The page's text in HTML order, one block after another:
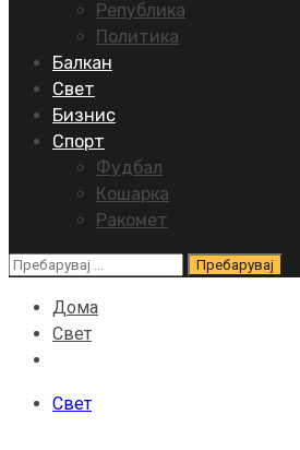
Република
Политика
Балкан
Свет
Бизнис
Спорт
Фудбал
Кошарка
Ракомет
Пребарувај
Дома
Свет
Свет